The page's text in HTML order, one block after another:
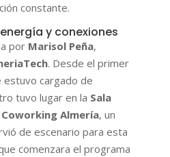
constante.
y conexiones
por Marisol Peña,
. Desde el primer
cargado de
tuvo lugar en la Sala
Almería, un
de escenario para esta
comenzara el programa